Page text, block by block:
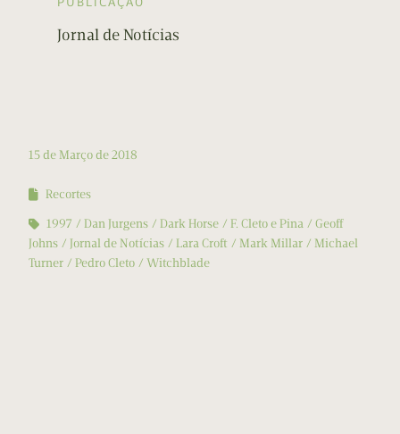
Jornal de Notícias
15 de Março de 2018
Recortes
1997
Dan Jurgens Dark Horse F. Cleto e Pina
Geoff
Johns
Jornal de Notícias Lara Croft Mark Millar
Michael
Turner
Pedro Cleto Witchblade